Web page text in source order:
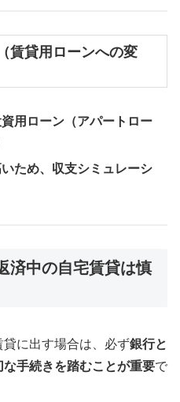
賃貸用ローンへの変
用ローン（アパートロー
ため、収支シミュレーシ
済中の自宅賃貸は慎
に出す場合は、必ず銀行と
手続きを踏むことが重要で